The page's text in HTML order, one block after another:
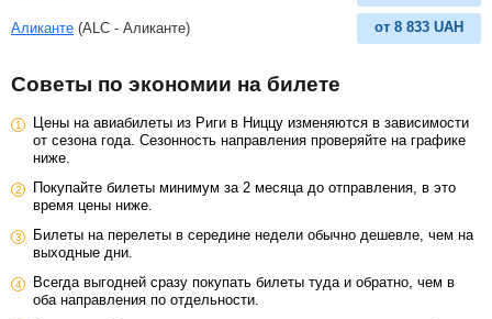
Аликанте (ALC - Аликанте) от 8 833 UAH
Советы по экономии на билете
Цены на авиабилеты из Риги в Ниццу изменяются в зависимости
от сезона года. Сезонность направления проверяйте на графике
ниже.
Покупайте билеты минимум за 2 месяца до отправления, в это
время цены ниже.
Билеты на перелеты в середине недели обычно дешевле, чем на
выходные дни.
Всегда выгодней сразу покупать билеты туда и обратно, чем в
оба направления по отдельности.